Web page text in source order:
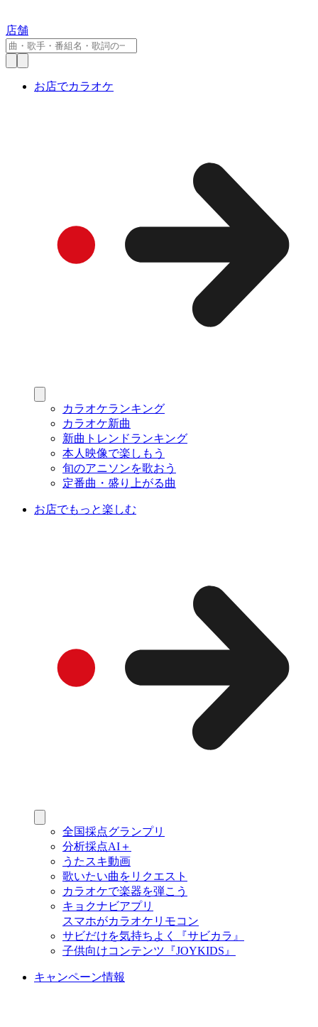
店舗
お店でカラオケ
カラオケランキング
カラオケ新曲
新曲トレンドランキング
本人映像で楽しもう
旬のアニソンを歌おう
定番曲・盛り上がる曲
お店でもっと楽しむ
全国採点グランプリ
分析採点AI＋
うたスキ動画
歌いたい曲をリクエスト
カラオケで楽器を弾こう
キョクナビアプリ
スマホがカラオケリモコン
サビだけを気持ちよく『サビカラ』
子供向けコンテンツ『JOYKIDS』
キャンペーン情報